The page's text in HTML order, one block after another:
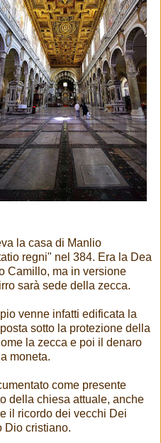
la casa di Manlio
regni" nel 384. Era la Dea
Camillo, ma in versione
sarà sede della zecca.
venne infatti edificata la
sotto la protezione della
la zecca e poi il denaro
moneta.
come presente
della chiesa attuale, anche
il ricordo dei vecchi Dei
Dio cristiano.